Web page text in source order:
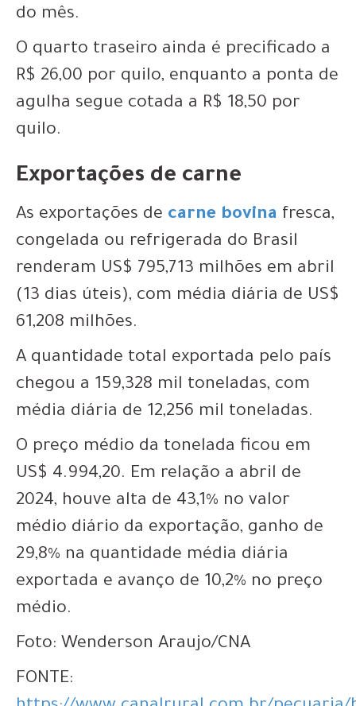
do mês.
O quarto traseiro ainda é precificado a
R$ 26,00 por quilo, enquanto a ponta de
agulha segue cotada a R$ 18,50 por
quilo.
Exportações de carne
As exportações de carne bovina fresca,
congelada ou refrigerada do Brasil
renderam US$ 795,713 milhões em abril
(13 dias úteis), com média diária de US$
61,208 milhões.
A quantidade total exportada pelo país
chegou a 159,328 mil toneladas, com
média diária de 12,256 mil toneladas.
O preço médio da tonelada ficou em
US$ 4.994,20. Em relação a abril de
2024, houve alta de 43,1% no valor
médio diário da exportação, ganho de
29,8% na quantidade média diária
exportada e avanço de 10,2% no preço
médio.
Foto: Wenderson Araujo/CNA
FONTE: